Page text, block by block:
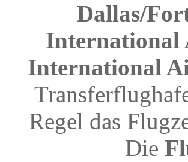
Dallas/
International
International
Regel das
Die